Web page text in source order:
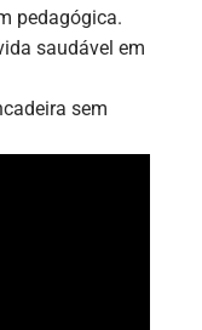
pedagógica.
saudável em
sem